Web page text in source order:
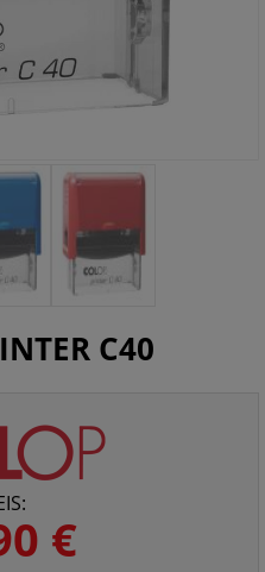
C40
€